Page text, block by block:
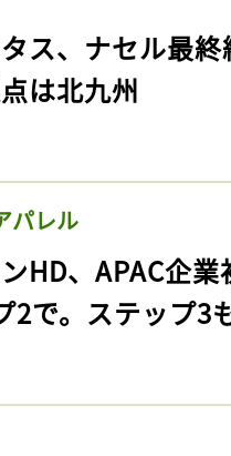
タス、ナセル最
は北九州
パレル
ンHD、APAC企
2で。ステップ3